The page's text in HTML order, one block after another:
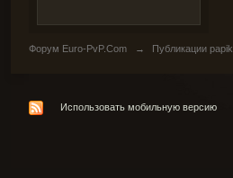
Форум Euro-PvP.Com → Публикации papik
Использовать мобильную версию